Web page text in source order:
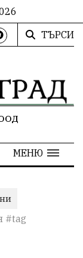
ТЪРСИ
МЕНЮ
#tag